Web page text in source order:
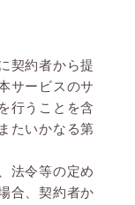
契約者から提
サービスのサ
行うことを含
たいかなる第
法令等の定め
合、契約者か